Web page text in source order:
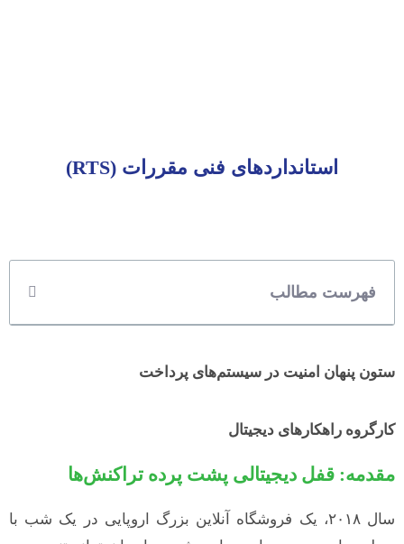
استانداردهای فنی مقررات (RTS)
فهرست مطالب
ستون پنهان امنیت در سیستم‌های پرداخت
کارگروه راهکارهای دیجیتال
مقدمه: قفل دیجیتالی پشت پرده تراکنش‌ها
سال ۲۰۱۸، یک فروشگاه آنلاین بزرگ اروپایی در یک شب با